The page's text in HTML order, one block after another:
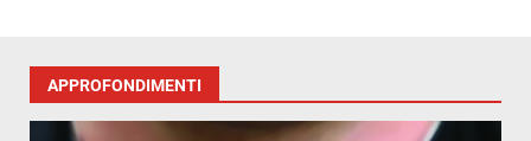
APPROFONDIMENTI